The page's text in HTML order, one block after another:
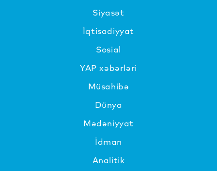
Siyasət
İqtisadiyyat
Sosial
YAP xəbərləri
Müsahibə
Dünya
Mədəniyyat
İdman
Analitik